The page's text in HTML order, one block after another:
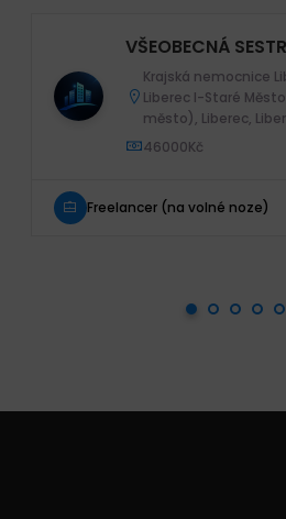
VŠEOBECNÁ
Krajská nemocnice
Liberec I-Staré
město), Liberec,
46000Kč
Freelancer (na volné noze)